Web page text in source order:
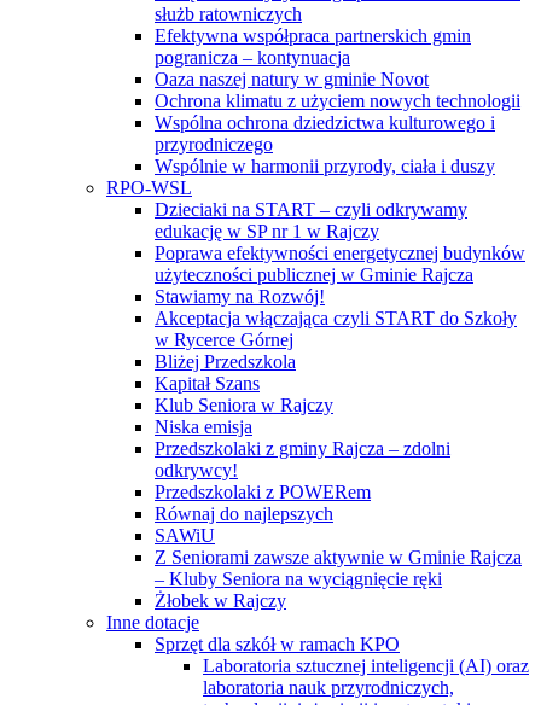
służb ratowniczych
Efektywna współpraca partnerskich gmin
pogranicza – kontynuacja
Oaza naszej natury w gminie Novot
Ochrona klimatu z użyciem nowych technologii
Wspólna ochrona dziedzictwa kulturowego i
przyrodniczego
Wspólnie w harmonii przyrody, ciała i duszy
RPO-WSL
Dzieciaki na START – czyli odkrywamy
edukację w SP nr 1 w Rajczy
Poprawa efektywności energetycznej budynków
użyteczności publicznej w Gminie Rajcza
Stawiamy na Rozwój!
Akceptacja włączająca czyli START do Szkoły
w Rycerce Górnej
Bliżej Przedszkola
Kapitał Szans
Klub Seniora w Rajczy
Niska emisja
Przedszkolaki z gminy Rajcza – zdolni
odkrywcy!
Przedszkolaki z POWERem
Równaj do najlepszych
SAWiU
Z Seniorami zawsze aktywnie w Gminie Rajcza
– Kluby Seniora na wyciągnięcie ręki
Żłobek w Rajczy
Inne dotacje
Sprzęt dla szkół w ramach KPO
Laboratoria sztucznej inteligencji (AI) oraz
laboratoria nauk przyrodniczych,